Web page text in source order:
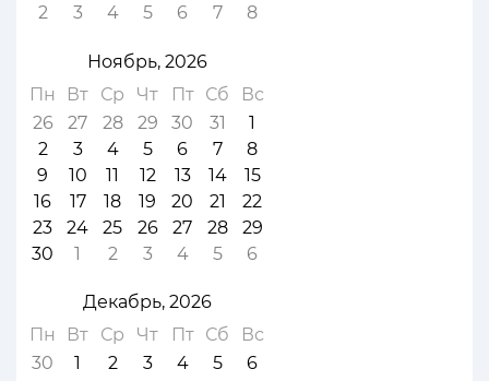
2
3 4 5 6 7 8
Ноябрь, 2026
Пн
Вт Ср Чт Пт Сб
Вс
26
27 28 29 30 31
1
2
3 4 5 6 7
8
9
10 11 12 13 14
15
16
17 18 19 20 21
22
23
24 25 26 27 28
29
30
1 2 3 4 5 6
Декабрь, 2026
Пн
Вт Ср Чт Пт Сб
Вс
30
1 2 3 4 5
6